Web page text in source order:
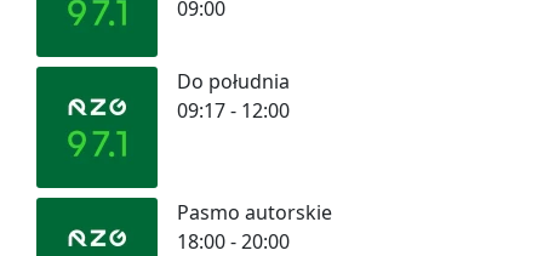
09:00
Do południa
09:17 - 12:00
Pasmo autorskie
18:00 - 20:00